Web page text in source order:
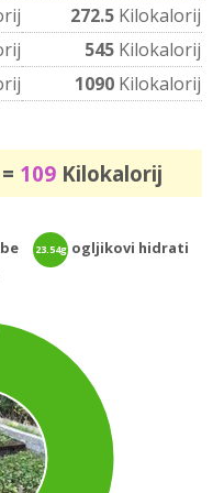
272.5 Kilokalorij
545 Kilokalorij
1090 Kilokalorij
109Kilokalorij
23.54g ogljikovi hidrati